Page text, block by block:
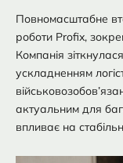
Повномасштабне
роботи Profix,
Компанія
ускладненням
актуальним для
впливає на